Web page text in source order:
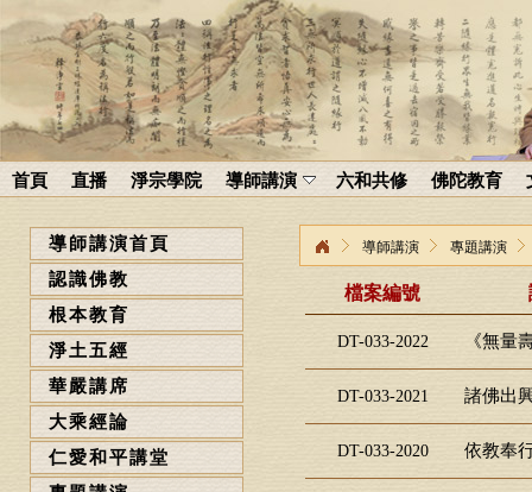
首頁 直播 淨宗學院 導師講演 六和共修 佛陀教育
導師講演首頁
認識佛教
根本教育
淨土五經
華嚴講席
大乘經論
仁愛和平講堂
導師講演 專題講演
檔案編號
DT-033-2022 《無量
DT-033-2021 諸佛出
DT-033-2020 依教奉